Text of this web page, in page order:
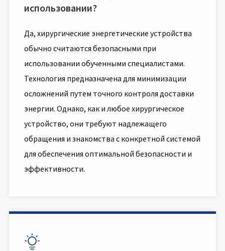
использовании?
Да, хирургические энергетические устройства
обычно считаются безопасными при
использовании обученными специалистами.
Технология предназначена для минимизации
осложнений путем точного контроля доставки
энергии. Однако, как и любое хирургическое
устройство, они требуют надлежащего
обращения и знакомства с конкретной системой
для обеспечения оптимальной безопасности и
эффективности.
